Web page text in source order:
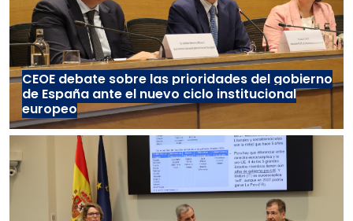
CEOE debate sobre las prioridades del gobierno
de España ante el nuevo ciclo institucional
europeo